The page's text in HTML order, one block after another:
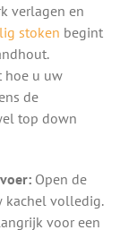
verlagen en
stoken begint
hoe u uw
de
top down
Open de
kachel volledig.
voor een